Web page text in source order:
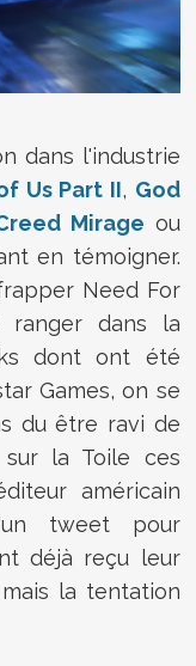
dans l'industrie
Us Part II, God
Mirage ou
en témoigner.
Need For
ranger dans la
dont ont été
Games, on se
du être ravi de
la Toile ces
américain
tweet pour
déjà reçu leur
la tentation